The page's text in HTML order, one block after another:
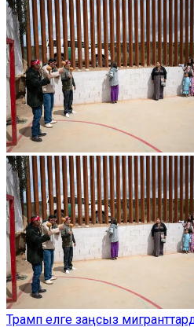
Трамп елге заңсыз